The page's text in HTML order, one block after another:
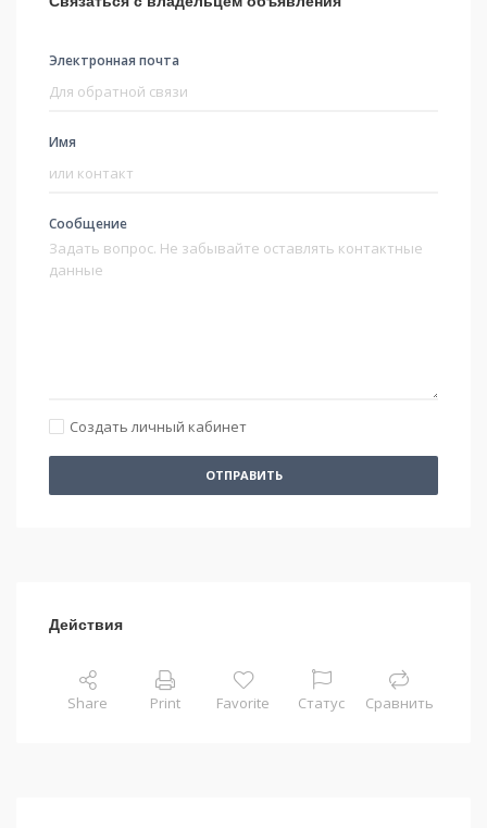
Электронная почта
Имя
Сообщение
Создать личный кабинет
ОТПРАВИТЬ
Действия
Share Print Favorite Статус Сравнить